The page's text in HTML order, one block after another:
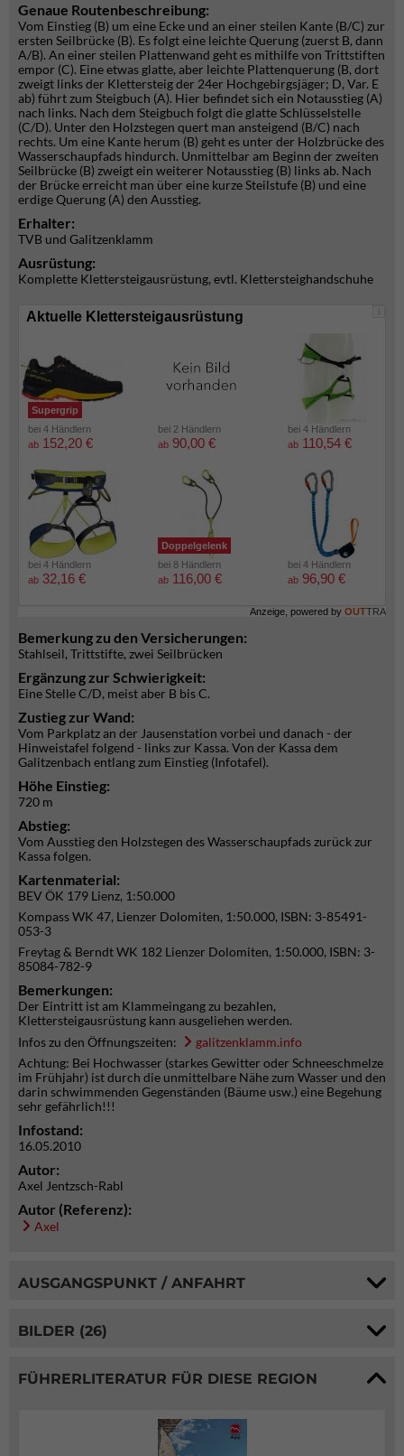
Genaue Routenbeschreibung:
Vom Einstieg (B) um eine Ecke und an einer steilen Kante (B/C) zur
ersten Seilbrücke (B). Es folgt eine leichte Querung (zuerst B, dann
A/B). An einer steilen Plattenwand geht es mithilfe von Trittstiften
empor (C). Eine etwas glatte, aber leichte Plattenquerung (B, dort
zweigt links der Klettersteig der 24er Hochgebirgsjäger; D, Var. E
ab) führt zum Steigbuch (A). Hier befindet sich ein Notausstieg (A)
nach links. Nach dem Steigbuch folgt die glatte Schlüsselstelle
(C/D). Unter den Holzstegen quert man ansteigend (B/C) nach
rechts. Um eine Kante herum (B) geht es unter der Holzbrücke des
Wasserschaupfads hindurch. Unmittelbar am Beginn der zweiten
Seilbrücke (B) zweigt ein weiterer Notausstieg (B) links ab. Nach
der Brücke erreicht man über eine kurze Steilstufe (B) und eine
erdige Querung (A) den Ausstieg.
Erhalter:
TVB und Galitzenklamm
Ausrüstung:
Komplette Klettersteigausrüstung, evtl. Klettersteighandschuhe
i
Aktuelle Klettersteigausrüstung
Supergrip
bei 4 Händlern
ab 152,20 €
bei 2 Händlern
ab 90,00 €
bei 4 Händlern
ab 110,54 €
bei 4 Händlern
ab 32,16 €
Doppelgelenk
bei 8 Händlern
ab 116,00 €
bei 4 Händlern
ab 96,90 €
Anzeige, powered by OUTTRA
Bemerkung zu den Versicherungen:
Stahlseil, Trittstifte, zwei Seilbrücken
Ergänzung zur Schwierigkeit:
Eine Stelle C/D, meist aber B bis C.
Zustieg zur Wand:
Vom Parkplatz an der Jausenstation vorbei und danach - der
Hinweistafel folgend - links zur Kassa. Von der Kassa dem
Galitzenbach entlang zum Einstieg (Infotafel).
Höhe Einstieg:
720 m
Abstieg:
Vom Ausstieg den Holzstegen des Wasserschaupfads zurück zur
Kassa folgen.
Kartenmaterial:
BEV ÖK 179 Lienz, 1:50.000
Kompass WK 47, Lienzer Dolomiten, 1:50.000, ISBN: 3-85491-
053-3
Freytag & Berndt WK 182 Lienzer Dolomiten, 1:50.000, ISBN: 3-
85084-782-9
Bemerkungen:
Der Eintritt ist am Klammeingang zu bezahlen,
Klettersteigausrüstung kann ausgeliehen werden.
Infos zu den Öffnungszeiten:
galitzenklamm.info
Achtung: Bei Hochwasser (starkes Gewitter oder Schneeschmelze
im Frühjahr) ist durch die unmittelbare Nähe zum Wasser und den
darin schwimmenden Gegenständen (Bäume usw.) eine Begehung
sehr gefährlich!!!
Infostand:
16.05.2010
Autor:
Axel Jentzsch-Rabl
Autor (Referenz):
Axel
AUSGANGSPUNKT / ANFAHRT
BILDER (26)
FÜHRERLITERATUR FÜR DIESE REGION